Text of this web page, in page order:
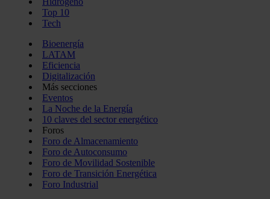
Top 10
Tech
Bioenergía
LATAM
Eficiencia
Digitalización
Más secciones
Eventos
La Noche de la Energía
10 claves del sector energético
Foros
Foro de Almacenamiento
Foro de Autoconsumo
Foro de Movilidad Sostenible
Foro de Transición Energética
Foro Industrial